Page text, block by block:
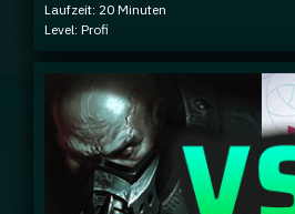
Laufzeit: 20 Minuten
Level: Profi